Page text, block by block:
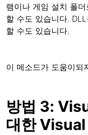
램이나 게임 설치 폴
할 수도 있습니다.
할 수도 있습니다.
이 메소드가 도움이되
방법 3:
대한